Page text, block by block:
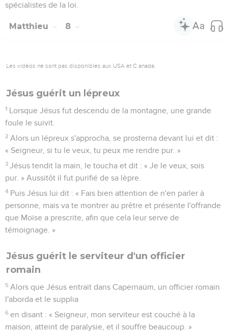
spécialistes de la loi.
Matthieu 8
Les vidéos ne sont pas disponibles aux USA et C anada.
Jésus guérit un lépreux
1 Lorsque Jésus fut descendu de la montagne, une grande
foule le suivit.
2 Alors un lépreux s'approcha, se prosterna devant lui et dit :
« Seigneur, si tu le veux, tu peux me rendre pur. »
3 Jésus tendit la main, le toucha et dit : « Je le veux, sois
pur. » Aussitôt il fut purifié de sa lèpre.
4 Puis Jésus lui dit : « Fais bien attention de n'en parler à
personne, mais va te montrer au prêtre et présente l'offrande
que Moïse a prescrite, afin que cela leur serve de
témoignage. »
Jésus guérit le serviteur d'un officier
romain
5 Alors que Jésus entrait dans Capernaüm, un officier romain
l'aborda et le supplia
6 en disant : « Seigneur, mon serviteur est couché à la
maison, atteint de paralysie, et il souffre beaucoup. »